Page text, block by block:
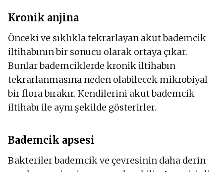
Kronik anjina
Önceki ve sıklıkla tekrarlayan akut bademcik
iltihabının bir sonucu olarak ortaya çıkar.
Bunlar bademciklerde kronik iltihabın
tekrarlanmasına neden olabilecek mikrobiyal
bir flora bırakır. Kendilerini akut bademcik
iltihabı ile aynı şekilde gösterirler.
Bademcik apsesi
Bakteriler bademcik ve çevresinin daha derin